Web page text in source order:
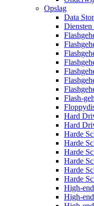
Opslag
Data
Flash-
Hard
Hard
Harde
Harde
Harde
Harde
Harde
Harde
High-
High-